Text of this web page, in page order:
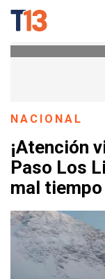
NACIONAL
¡Atención
Paso Los
mal tiempo